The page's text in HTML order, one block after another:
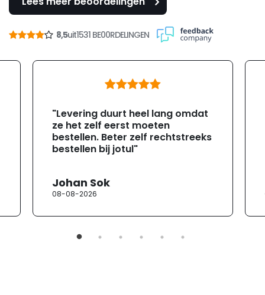
8,5uit1531 BE00RDELINGEN
"Levering duurt heel lang omdat
ze het zelf eerst moeten
bestellen. Beter zelf rechtstreeks
bestellen bij jotul"
Johan Sok
08-08-2026